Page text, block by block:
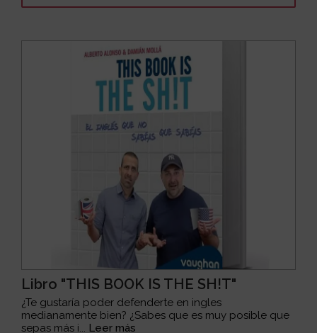
Libro "THIS BOOK IS THE SH!T"
¿Te gustaría poder defenderte en ingles
medianamente bien? ¿Sabes que es muy posible que
sepas más i... Leer más